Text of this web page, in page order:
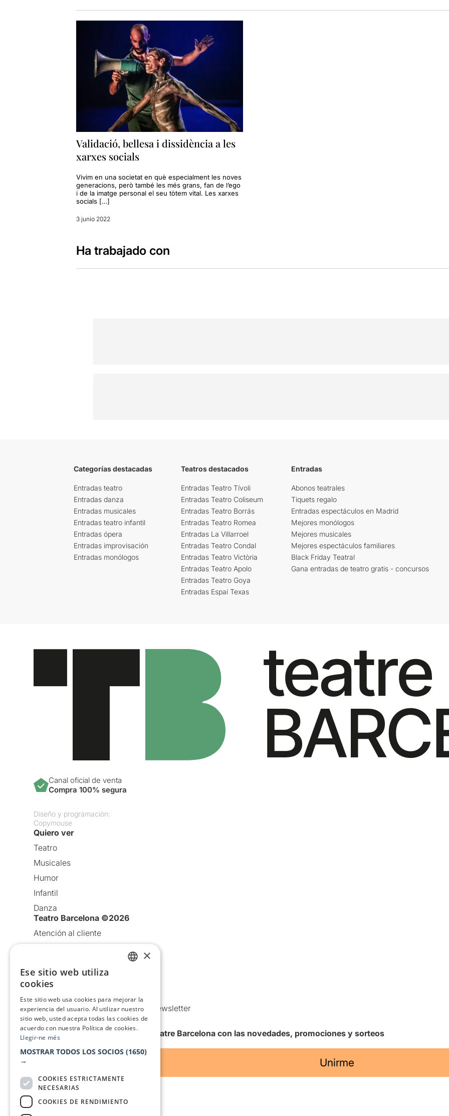
Validació, bellesa i dissidència a les
xarxes socials
Vivim en una societat en què especialment les noves
generacions, però també les més grans, fan de l’ego
i de la imatge personal el seu tòtem vital. Les xarxes
socials […]
3 junio 2022
Ha trabajado con
Categorías destacadas
Entradas teatro
Entradas danza
Entradas musicales
Entradas teatro infantil
Entradas ópera
Entradas improvisación
Entradas monólogos
Teatros destacados
Entradas Teatro Tívoli
Entradas Teatro Coliseum
Entradas Teatro Borrás
Entradas Teatro Romea
Entradas La Villarroel
Entradas Teatro Condal
Entradas Teatro Victòria
Entradas Teatro Apolo
Entradas Teatro Goya
Entradas Espai Texas
Entradas
Abonos teatrales
Tiquets regalo
Entradas espectáculos en Madrid
Mejores monólogos
Mejores musicales
Mejores espectáculos familiares
Black Friday Teatral
Gana entradas de teatro gratis - concursos
Canal oficial de venta
Compra 100% segura
Diseño y programación:
Copymouse
Quiero ver
Teatro
Musicales
Humor
Infantil
Danza
Teatro Barcelona ©2026
Atención al cliente
Política de Cookies
Comunicaciones comerciales y Newsletter
Anuncia’t
Quiero recibir la newsletter de Teatre Barcelona con las novedades, promociones y sorteos
Unirme
×
Ese sitio web utiliza
cookies
Este sitio web usa cookies para mejorar la
experiencia del usuario. Al utilizar nuestro
sitio web, usted acepta todas las cookies de
acuerdo con nuestra Política de cookies.
Llegir-ne més
MOSTRAR TODOS LOS SOCIOS (1650)
→
COOKIES ESTRICTAMENTE
NECESARIAS
COOKIES DE RENDIMIENTO